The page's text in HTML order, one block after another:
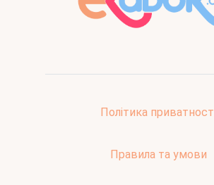
Політика
Правила та умови